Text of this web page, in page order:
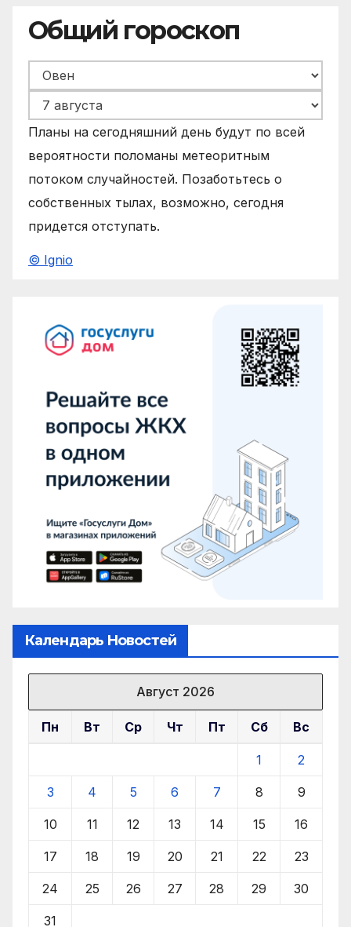
Общий гороскоп
Планы на сегодняшний день будут по всей
вероятности поломаны метеоритным
потоком случайностей. Позаботьтесь о
собственных тылах, возможно, сегодня
придется отступать.
© Ignio
Календарь Новостей
Август 2026
Пн Вт Ср Чт Пт Сб Вс
1 2
3 4 5 6 7 8 9
10 11 12 13 14 15 16
17 18 19 20 21 22 23
24 25 26 27 28 29 30
31